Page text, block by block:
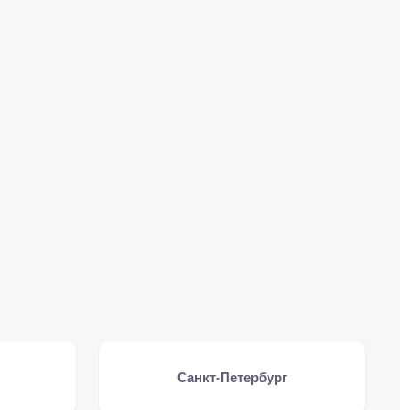
Санкт-Петербург